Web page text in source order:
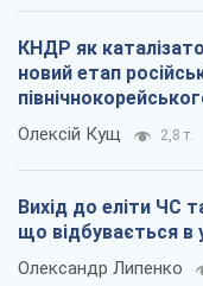
КНДР як
новий етап
Олексій Кущ 2,8 т.
Вихід до еліти ЧС
що відбувається в
Олександр Липенко